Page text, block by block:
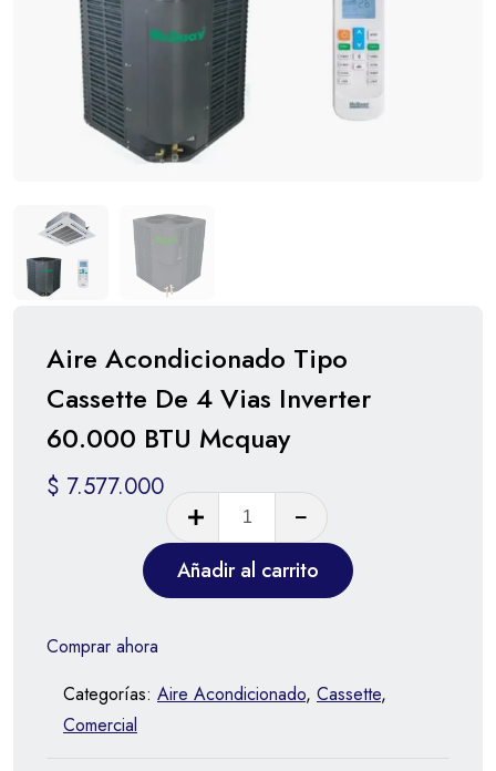
Aire Acondicionado Tipo
Cassette De 4 Vias Inverter
60.000 BTU Mcquay
$ 7.577.000
Añadir al carrito
Comprar ahora
Categorías: Aire Acondicionado, Cassette,
Comercial